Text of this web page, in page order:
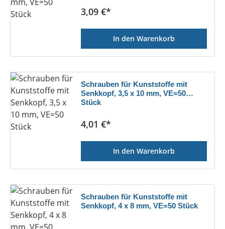
Regulärer Preis:
3,09 €*
In den Warenkorb
Schrauben für Kunststoffe mit
Senkkopf, 3,5 x 10 mm, VE=50
Stück
Regulärer Preis:
4,01 €*
In den Warenkorb
Schrauben für Kunststoffe mit
Senkkopf, 4 x 8 mm, VE=50 Stück